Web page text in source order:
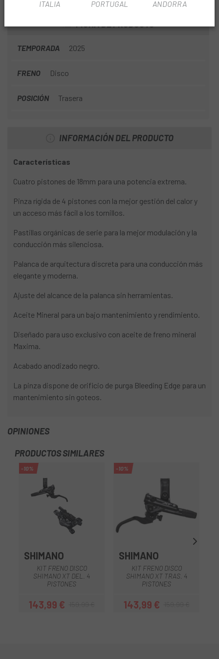
BASE TRASERO 2000MM
FICHA DE PRODUCTO
TEMPORADA 2025
FRENO Disco
POSICIÓN Trasera
INFORMACIÓN DEL PRODUCTO
Características
Cuatro pistones de 18mm para una potencia extrema.
Pinza rígida de 4 pistones con la mejor gestión del calor y
un acceso más fácil a los tornillos.
Pastillas orgánicas de serie para la mejor modulación y la
conducción más silenciosa.
Palanca de arquitectura discreta para una conducción más
elegante y moderna.
Ajuste del alcance de la palanca sin herramientas.
Aceite Mineral para un bajo mantenimiento y rendimiento.
Diseñado para uso exclusivo con aceite de freno mineral
Maxima.
Acabado anodizado negro.
La pinza dispone de orificio de purga Bleeding Edge para un
mantenimiento sin goteos.
OPINIONES
PRODUCTOS SIMILARES
-10%
SHIMANO
KIT FRENO DISCO
SHIMANO XT DEL. 4
PISTONES
Precio
143,99 €Precio regular
-10%
SHIMANO
KIT FRENO DISCO
SHIMANO XT TRAS. 4
PISTONES
Precio
143,99 €Precio regular
ITALIA PORTUGAL ANDORRA